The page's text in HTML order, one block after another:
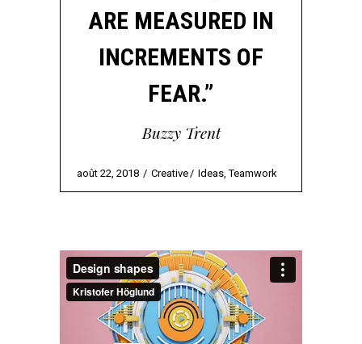
ARE MEASURED IN
INCREMENTS OF
FEAR.”
Buzzy Trent
août 22, 2018 Creative Ideas,Teamwork